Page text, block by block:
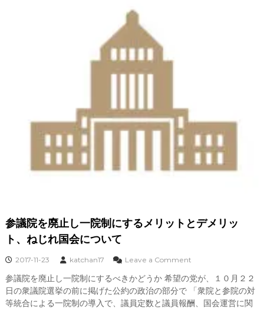
に
つ
い
て
参議院を廃止し一院制にするメリットとデメリッ
ト、ねじれ国会について
2017-11-23 katchan17 Leave a Commento
参
議
院
参議院を廃止し一院制にするべきかどうか 希望の党が、１０月２２
日の衆議院選挙の前に掲げた公約の政治の部分で 「衆院と参院の対
等統合による一院制の導入で、議員定数と議員報酬、国会運営に関